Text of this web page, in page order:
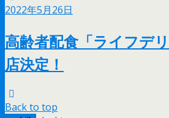
2022年5月26日
高齢者配食「ライフデ
店決定！
Back to top